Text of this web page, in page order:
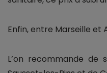
Enfin, entre Marseille et
L’on recommande